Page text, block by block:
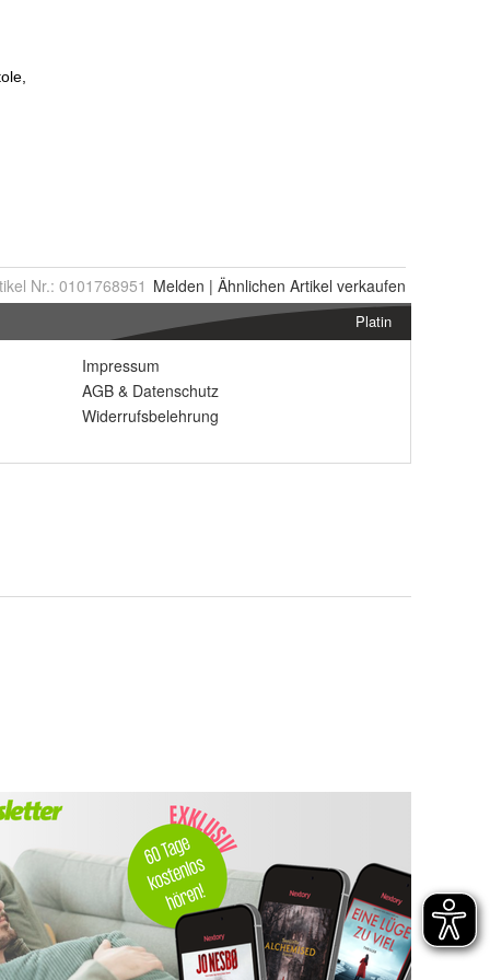
Nr.: 0101768951 Melden | Ähnlichen Artikel verkaufen
Platin
Impressum
AGB & Datenschutz
Widerrufsbelehrung